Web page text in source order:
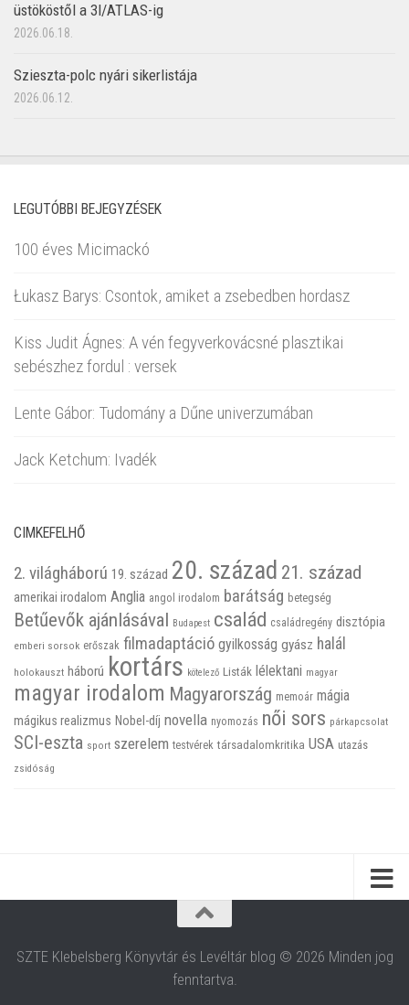
üstököstől a 3I/ATLAS-ig
2026.06.18.
Szieszta-polc nyári sikerlistája
2026.06.12.
LEGUTÓBBI BEJEGYZÉSEK
100 éves Micimackó
Łukasz Barys: Csontok, amiket a zsebedben hordasz
Kiss Judit Ágnes: A vén fegyverkovácsné plasztikai
sebészhez fordul : versek
Lente Gábor: Tudomány a Dűne univerzumában
Jack Ketchum: Ivadék
CIMKEFELHŐ
2. világháború 19. század 20. század 21. század
amerikai irodalom Anglia angol irodalom barátság betegség
Betűevők ajánlásával Budapest család családregény disztópia
emberi sorsok erőszak filmadaptáció gyilkosság gyász halál
holokauszt háború kortárs kötelező Listák lélektani magyar
magyar irodalom Magyarország memoár mágia
mágikus realizmus Nobel-díj novella nyomozás női sors párkapcsolat
SCI-eszta sport szerelem testvérek társadalomkritika USA utazás
zsidóság
SZTE Klebelsberg Könyvtár és Levéltár blog © 2026 Minden jog
fenntartva.